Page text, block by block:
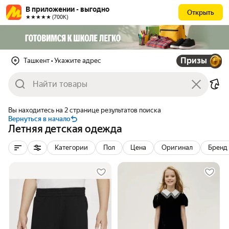
В приложении - выгодно
★★★★★ (700К)
Открыть
Ташкент • Укажите адрес Призы
Вы находитесь на 2 странице результатов поиска
Вернуться в начало
Летняя детская одежда
Категории Пол Цена Оригинал Бренд